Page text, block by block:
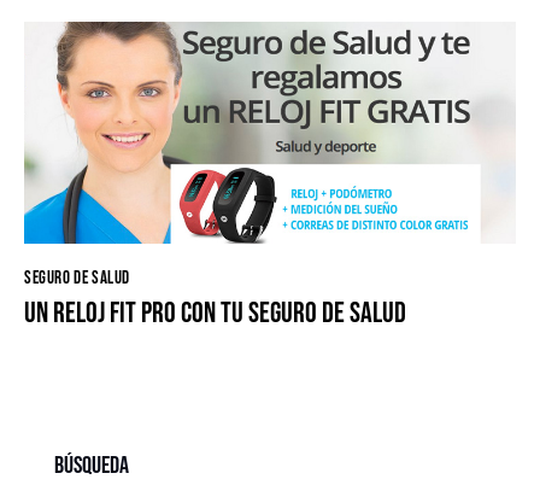
SEGURO DE SALUD
Un reloj FIT PRO con tu seguro de Salud
Búsqueda